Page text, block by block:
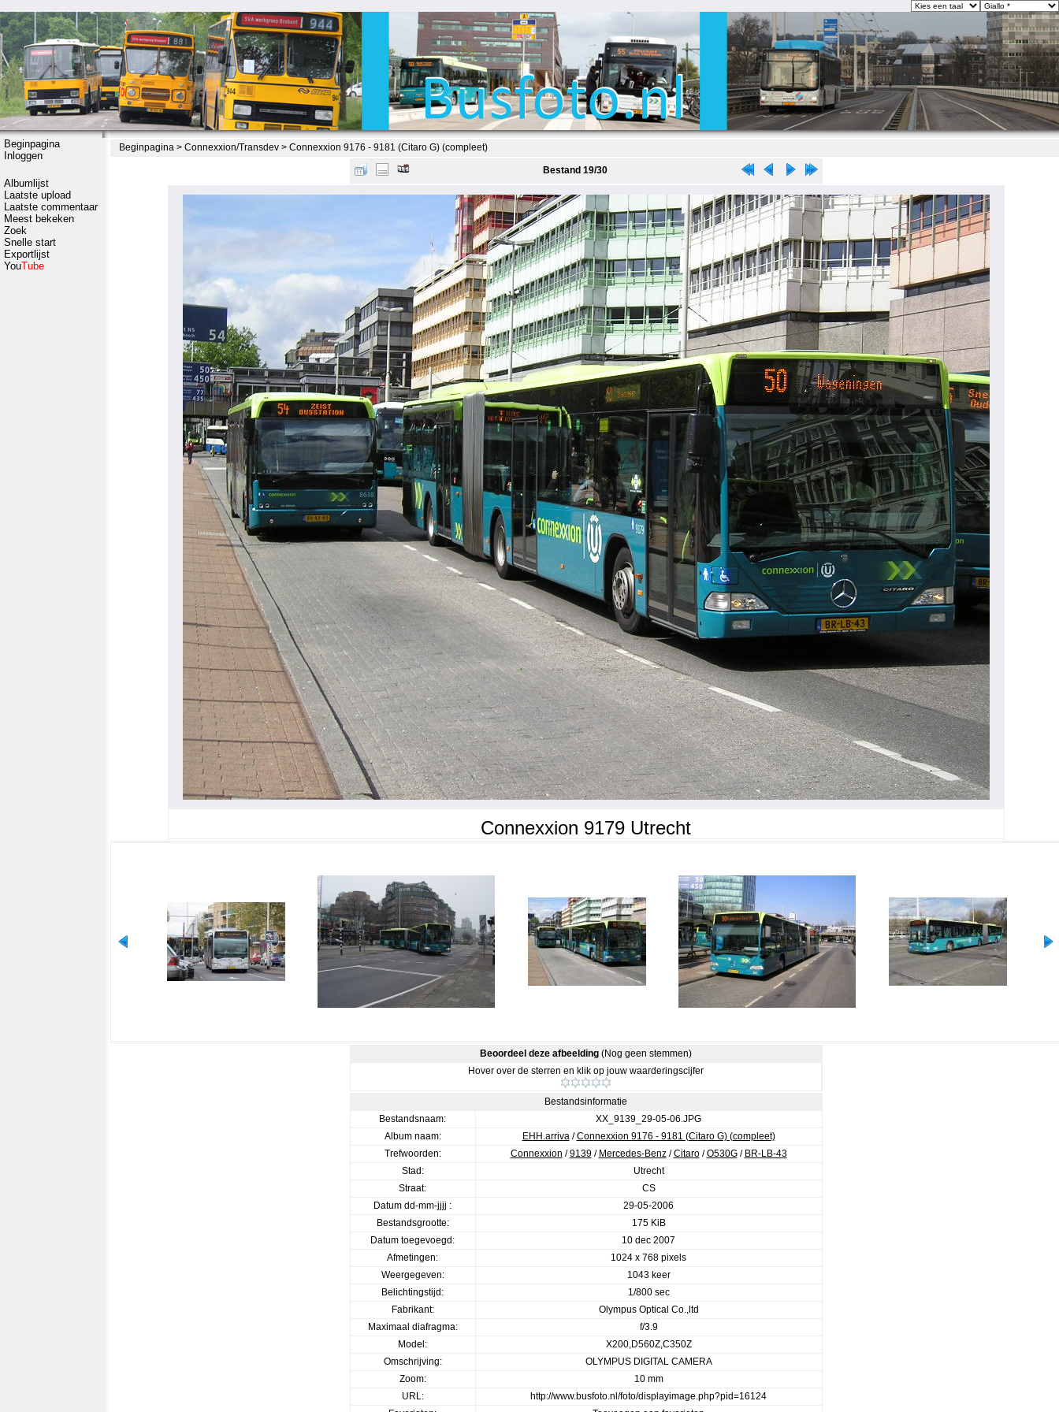
Beginpagina
Inloggen
Albumlijst
Laatste upload
Laatste commentaar
Meest bekeken
Zoek
Snelle start
Exportlijst
YouTube
Beginpagina > Connexxion/Transdev > Connexxion 9176 - 9181 (Citaro G) (compleet)
Bestand 19/30
Connexxion 9179 Utrecht
Beoordeel deze afbeelding (Nog geen stemmen)
Hover over de sterren en klik op jouw waarderingscijfer
Bestandsinformatie
Bestandsnaam:
XX_9139_29-05-06.JPG
Album naam:
EHH.arriva/Connexxion 9176 - 9181 (Citaro G) (compleet)
Trefwoorden:
Connexxion /9139/ Mercedes-Benz/Citaro/O530G/ BR-LB-43
Stad:
Utrecht
Straat:
CS
Datum dd-mm-jjjj :
29-05-2006
Bestandsgrootte:
175 KiB
Datum toegevoegd:
10 dec 2007
Afmetingen:
1024 x 768 pixels
Weergegeven:
1043 keer
Belichtingstijd:
1/800 sec
Fabrikant:
Olympus Optical Co.,ltd
Maximaal diafragma:
f/3.9
Model:
X200,D560Z,C350Z
Omschrijving:
OLYMPUS DIGITAL CAMERA
Zoom:
10 mm
URL:
http://www.busfoto.nl/foto/displayimage.php?pid=16124